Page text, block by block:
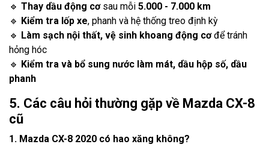
🔹 Thay dầu động cơsau mỗi 5.000 - 7.000 km
🔹 Kiểm tra lốp xe, phanh và hệ thống treo định kỳ
🔹 Làm sạch nội thất, vệ sinh khoang động cơđể tránh
hỏng hóc
🔹 Kiểm tra và bổ sung nước làm mát, dầu hộp số, dầu
phanh
5. Các câu hỏi thường gặp về Mazda CX-8
cũ
1. Mazda CX-8 2020 có hao xăng không?